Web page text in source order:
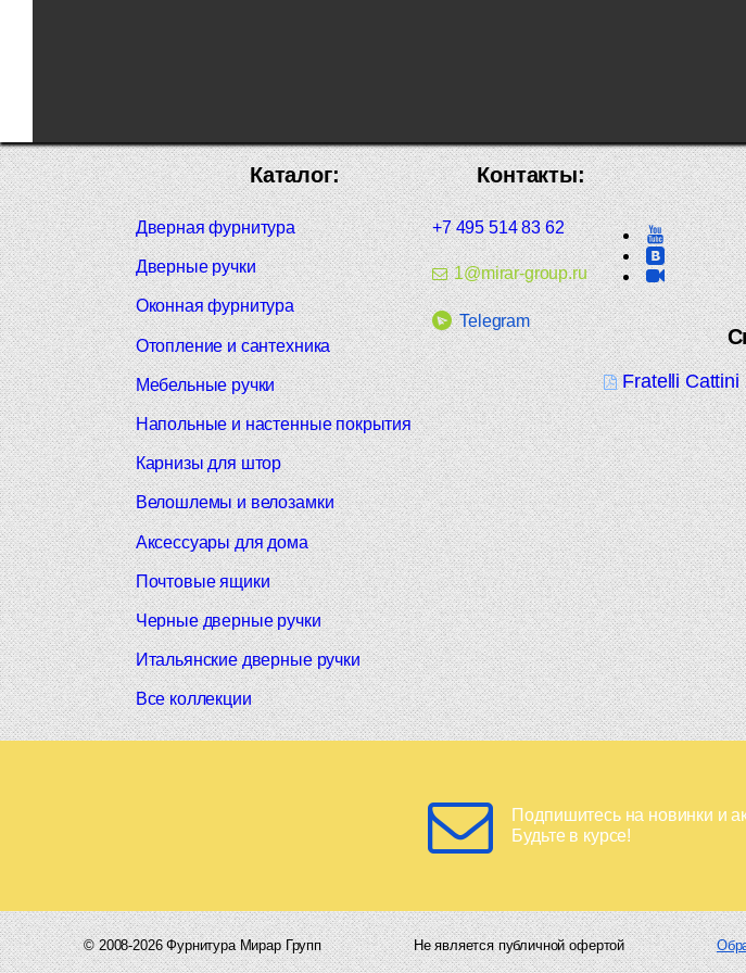
Fratelli
Контакты:
+7 495 514 83 62
1@mirar-group.ru
Telegram
Каталог:
Дверная фурнитура
Дверные ручки
Оконная фурнитура
Отопление и сантехника
Мебельные ручки
Напольные и настенные покрытия
Карнизы для штор
Велошлемы и велозамки
Аксессуары для дома
Почтовые ящики
Черные дверные ручки
Итальянские дверные ручки
Все коллекции
Подпишитесь на новинки и
Будьте в курсе!
© 2008-2026 Фурнитура Мирар Групп Не является публичной офертой